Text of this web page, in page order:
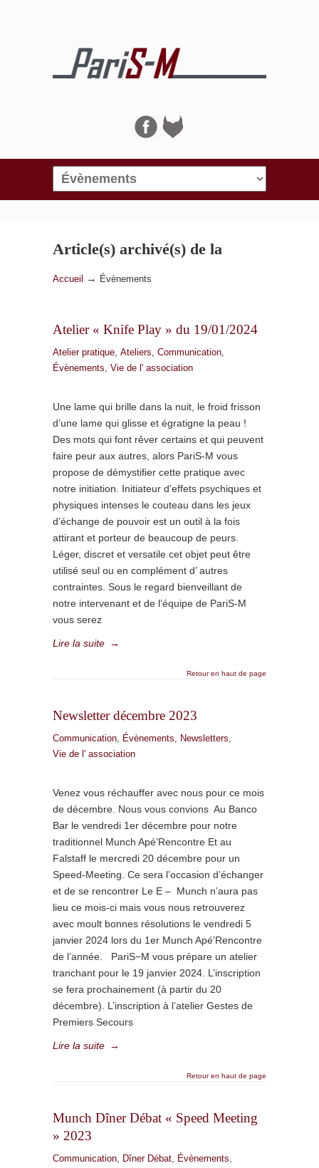
Navigation
Article(s) archivé(s) de la
catégorieÉvènements
Accueil → Évènements
Atelier « Knife Play » du 19/01/2024
Atelier pratique, Ateliers, Communication,
Évènements, Vie de l' association
Une lame qui brille dans la nuit, le froid frisson
d’une lame qui glisse et égratigne la peau !
Des mots qui font rêver certains et qui peuvent
faire peur aux autres, alors PariS-M vous
propose de démystifier cette pratique avec
notre initiation. Initiateur d’effets psychiques et
physiques intenses le couteau dans les jeux
d’échange de pouvoir est un outil à la fois
attirant et porteur de beaucoup de peurs.
Léger, discret et versatile cet objet peut être
utilisé seul ou en complément d’ autres
contraintes. Sous le regard bienveillant de
notre intervenant et de l’équipe de PariS-M
vous serez
Lire la suite →
Retour en haut de page
Newsletter décembre 2023
Communication, Évènements, Newsletters,
Vie de l' association
Venez vous réchauffer avec nous pour ce mois
de décembre. Nous vous convions Au Banco
Bar le vendredi 1er décembre pour notre
traditionnel Munch Apé’Rencontre Et au
Falstaff le mercredi 20 décembre pour un
Speed-Meeting. Ce sera l’occasion d’échanger
et de se rencontrer Le E – Munch n’aura pas
lieu ce mois-ci mais vous nous retrouverez
avec moult bonnes résolutions le vendredi 5
janvier 2024 lors du 1er Munch Apé’Rencontre
de l’année. PariS−M vous prépare un atelier
tranchant pour le 19 janvier 2024. L’inscription
se fera prochainement (à partir du 20
décembre). L’inscription à l’atelier Gestes de
Premiers Secours
Lire la suite →
Retour en haut de page
Munch Dîner Débat « Speed Meeting
» 2023
Communication, Dîner Débat, Évènements,